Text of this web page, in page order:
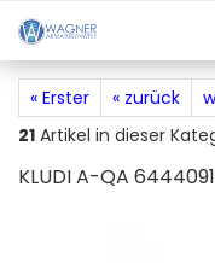
« Erster « zurück
21 Artikel in dieser
KLUDI A-QA